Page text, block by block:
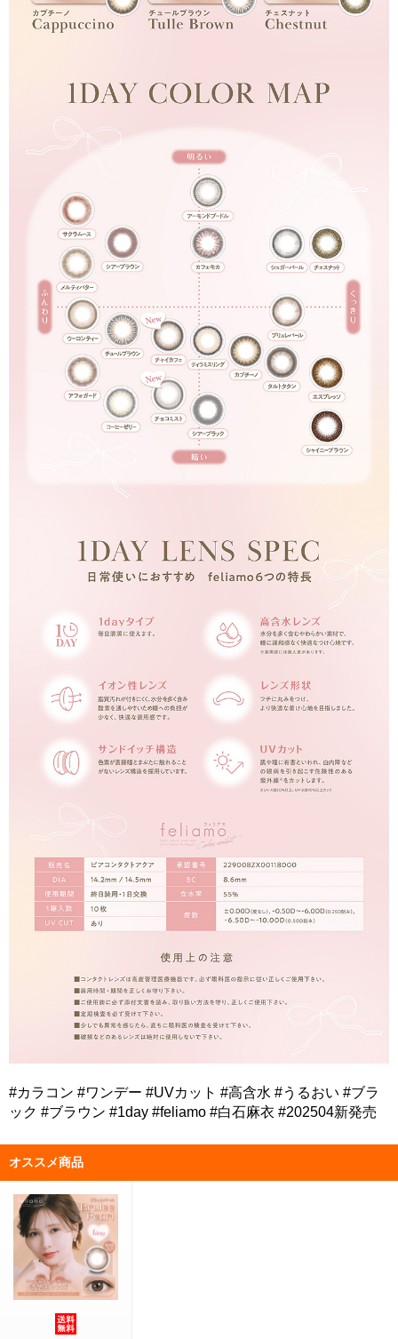
#カラコン #ワンデー #UVカット #高含水 #うるおい #ブラ
ック #ブラウン #1day #feliamo #白石麻衣 #202504新発売
オススメ商品